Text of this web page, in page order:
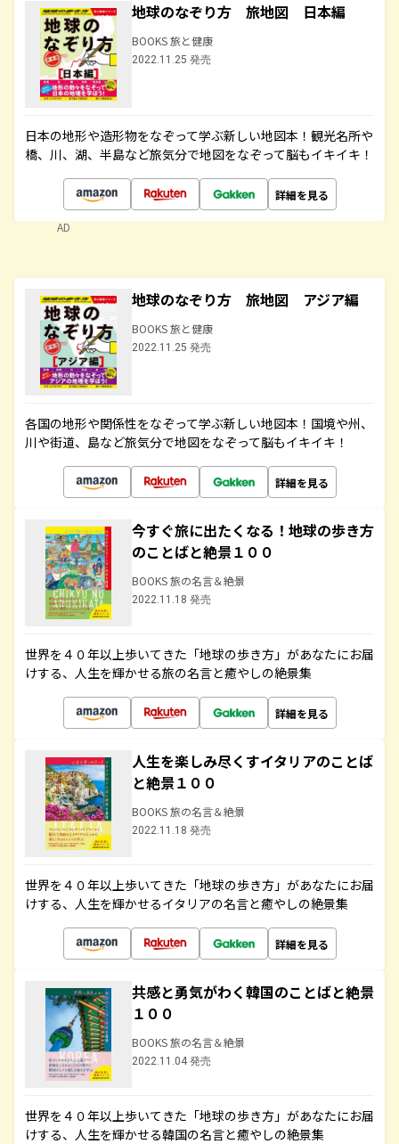
地球のなぞり方 旅地図 日本編
BOOKS 旅と健康
2022.11.25 発売
日本の地形や造形物をなぞって学ぶ新しい地図本！観光名所や
橋、川、湖、半島など旅気分で地図をなぞって脳もイキイキ！
詳細を見る
AD
地球のなぞり方 旅地図 アジア編
BOOKS 旅と健康
2022.11.25 発売
各国の地形や関係性をなぞって学ぶ新しい地図本！国境や州、
川や街道、島など旅気分で地図をなぞって脳もイキイキ！
詳細を見る
今すぐ旅に出たくなる！地球の歩き方
のことばと絶景１００
BOOKS 旅の名言＆絶景
2022.11.18 発売
世界を４０年以上歩いてきた「地球の歩き方」があなたにお届
けする、人生を輝かせる旅の名言と癒やしの絶景集
詳細を見る
人生を楽しみ尽くすイタリアのことば
と絶景１００
BOOKS 旅の名言＆絶景
2022.11.18 発売
世界を４０年以上歩いてきた「地球の歩き方」があなたにお届
けする、人生を輝かせるイタリアの名言と癒やしの絶景集
詳細を見る
共感と勇気がわく韓国のことばと絶景
１００
BOOKS 旅の名言＆絶景
2022.11.04 発売
世界を４０年以上歩いてきた「地球の歩き方」があなたにお届
けする、人生を輝かせる韓国の名言と癒やしの絶景集